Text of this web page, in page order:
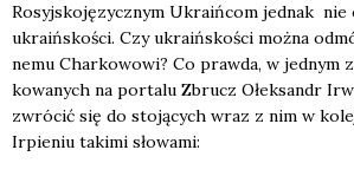
Rosyj­sko­ję­zycz­nym Ukra­iń­com jed­nak nie
ukra­iń­sko­ści. Czy ukra­iń­sko­ści moż­na
ne­mu Char­ko­wo­wi? Co praw­da, w
ko­wa­nych na por­ta­lu Zbrucz Ołek­sandr
zwró­cić się do sto­ją­cych wraz z nim w
Irpie­niu taki­mi sło­wa­mi: